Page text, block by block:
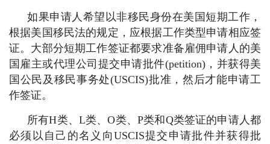
如果申请人希望以非移民身份在美国短期工作，
根据美国移民法的规定，应根据工作类型申请相应签
证。大部分短期工作签证都要求准备雇佣申请人的美
国雇主或代理公司提交申请批件(petition)，并获得美
国公民及移民事务处(USCIS)批准，然后才能申请工
作签证。
所有H类、L类、O类、P类和Q类签证的申请人都
必须以自己的名义向USCIS提交申请批件并获得批